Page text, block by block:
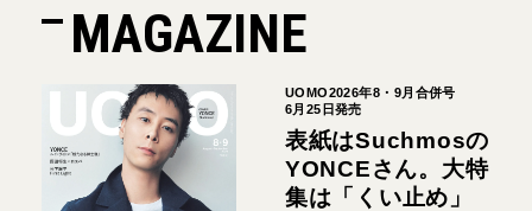
MAGAZINE
UOMO2026年8・9月合併号
6月25日発売
表紙はSuchmosの
YONCEさん。大特
集は「くい止め」